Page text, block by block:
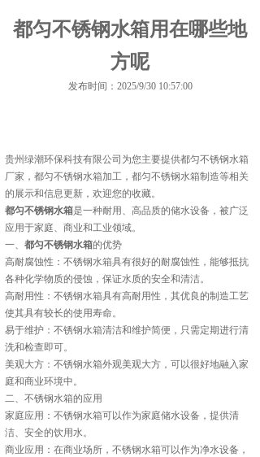
都匀不锈钢水箱用在哪些地
方呢
发布时间：2025/9/30 10:57:00
贵州绿潮环保科技有限公司为您主要提供都匀不锈钢水箱
厂家 ，都匀不锈钢水箱加工，都匀不锈钢水箱制造等相关
的展示和信息更新，欢迎您的收藏。
都匀不锈钢水箱是一种耐用、高品质的储水设备，被广泛
应用于家庭、商业和工业领域。
一、都匀不锈钢水箱的优势
高耐腐蚀性：不锈钢水箱具有很好的耐腐蚀性，能够抵抗
各种化学物质的侵蚀，保证水质的安全和清洁。
高耐用性：不锈钢水箱具有高耐用性，其优良的制造工艺
使其具有较长的使用寿命。
易于维护：不锈钢水箱清洁和维护简便，只需定期进行清
洗和检查即可。
美观大方：不锈钢水箱外观美观大方，可以很好地融入家
庭和商业环境中。
二、不锈钢水箱的应用
家庭应用：不锈钢水箱可以作为家庭储水设备，提供清
洁、安全的饮用水。
商业应用：在商业场所，不锈钢水箱可以作为净水设备，